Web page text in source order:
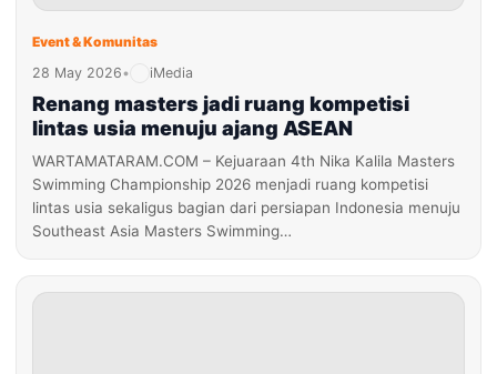
Event & Komunitas
28 May 2026• iMedia
Renang masters jadi ruang kompetisi
lintas usia menuju ajang ASEAN
WARTAMATARAM.COM – Kejuaraan 4th Nika Kalila Masters
Swimming Championship 2026 menjadi ruang kompetisi
lintas usia sekaligus bagian dari persiapan Indonesia menuju
Southeast Asia Masters Swimming…